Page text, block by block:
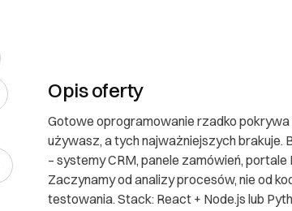
Poznaj
Prawa konsumenta
O Partnerze
Opis oferty
Gotowe oprogramowanie rzadko
używasz, a tych najważniejszych
– systemy CRM, panele zamówień,
Zaczynamy od analizy procesów, nie od
testowania. Stack: React + Node.js lub